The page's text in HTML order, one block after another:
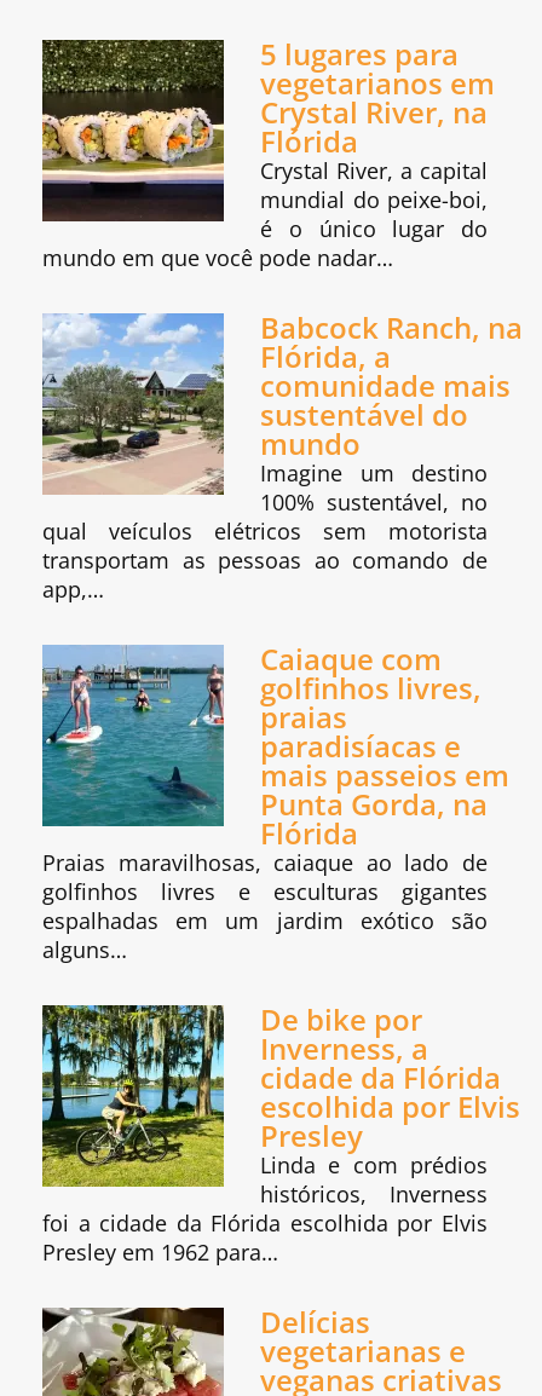
5 lugares para
vegetarianos em
Crystal River, na
Flórida
Crystal River, a capital
mundial do peixe-boi,
é o único lugar do
mundo em que você pode nadar…
Babcock Ranch, na
Flórida, a
comunidade mais
sustentável do
mundo
Imagine um destino
100% sustentável, no
qual veículos elétricos sem motorista
transportam as pessoas ao comando de
app,…
Caiaque com
golfinhos livres,
praias
paradisíacas e
mais passeios em
Punta Gorda, na
Flórida
Praias maravilhosas, caiaque ao lado de
golfinhos livres e esculturas gigantes
espalhadas em um jardim exótico são
alguns…
De bike por
Inverness, a
cidade da Flórida
escolhida por Elvis
Presley
Linda e com prédios
históricos, Inverness
foi a cidade da Flórida escolhida por Elvis
Presley em 1962 para…
Delícias
vegetarianas e
veganas criativas